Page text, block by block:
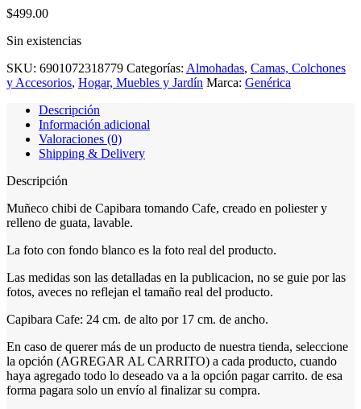
$499.00
Sin existencias
SKU: 6901072318779 Categorías: Almohadas, Camas, Colchones
y Accesorios, Hogar, Muebles y Jardín Marca: Genérica
Descripción
Información adicional
Valoraciones (0)
Shipping & Delivery
Descripción
Muñeco chibi de Capibara tomando Cafe, creado en poliester y
relleno de guata, lavable.
La foto con fondo blanco es la foto real del producto.
Las medidas son las detalladas en la publicacion, no se guie por las
fotos, aveces no reflejan el tamaño real del producto.
Capibara Cafe: 24 cm. de alto por 17 cm. de ancho.
En caso de querer más de un producto de nuestra tienda, seleccione
la opción (AGREGAR AL CARRITO) a cada producto, cuando
haya agregado todo lo deseado va a la opción pagar carrito. de esa
forma pagara solo un envío al finalizar su compra.